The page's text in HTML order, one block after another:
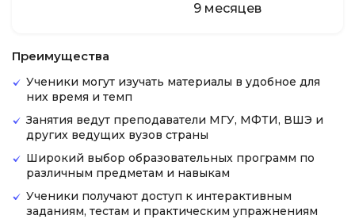
9 месяцев
Преимущества
Ученики могут изучать материалы в удобное для
них время и темп
Занятия ведут преподаватели МГУ, МФТИ, ВШЭ и
других ведущих вузов страны
Широкий выбор образовательных программ по
различным предметам и навыкам
Ученики получают доступ к интерактивным
заданиям, тестам и практическим упражнениям